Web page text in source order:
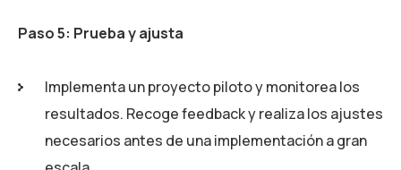
Paso 5: Prueba y ajusta
Implementa un proyecto piloto y monitorea los
resultados. Recoge feedback y realiza los ajustes
necesarios antes de una implementación a gran